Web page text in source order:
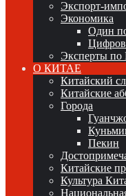
Экспорт-
Экономика
Один
Эксперты
О КИТАЕ
Китайский
Китайские
Города
Пекин
Китайские
Культура